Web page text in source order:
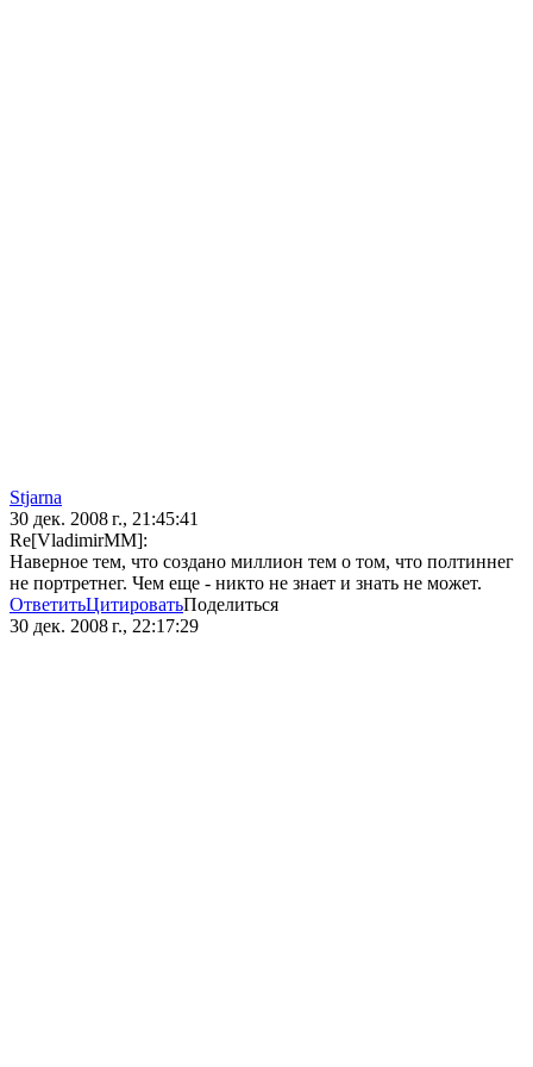
Stjarna
30 дек. 2008 г., 21:45:41
Re[VladimirMM]:
Наверное тем, что создано миллион тем о том, что полтиннег
не портретнег. Чем еще - никто не знает и знать не может.
ОтветитьЦитироватьПоделиться
30 дек. 2008 г., 22:17:29